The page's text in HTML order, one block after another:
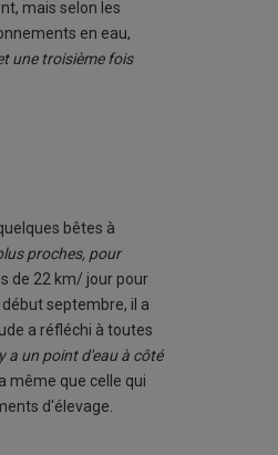
mais selon les
en eau,
une troisième fois
bêtes à
proches, pour
de 22 km/ jour pour
septembre, il a
a réfléchi à toutes
a un point d'eau à côté
même que celle qui
d'élevage.